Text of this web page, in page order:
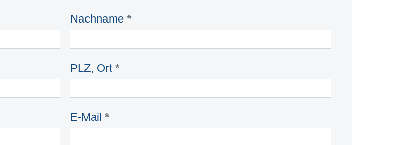
Nachname*
PLZ, Ort*
E-Mail*